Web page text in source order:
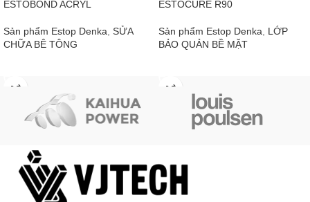
ESTOBOND ACRYL
Sản phẩm Estop Denka, SỬA
CHỮA BÊ TÔNG
ESTOCURE R90
Sản phẩm Estop Denka, LỚP
BẢO QUẢN BỀ MẶT